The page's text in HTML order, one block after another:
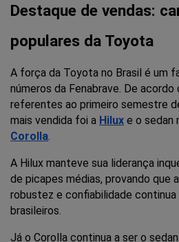
Destaque de vendas:
populares da Toyota
A força da Toyota no Brasil é um
números da Fenabrave. De acordo
referentes ao primeiro semestre
mais vendida foi a Hilux
Corolla.
A Hilux manteve sua liderança
de picapes médias, provando que
robustez e confiabilidade
brasileiros.
Já o Corolla continua a ser o